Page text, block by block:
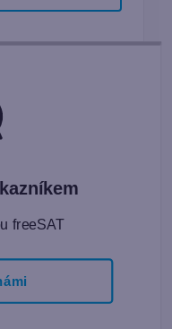
freeSAT